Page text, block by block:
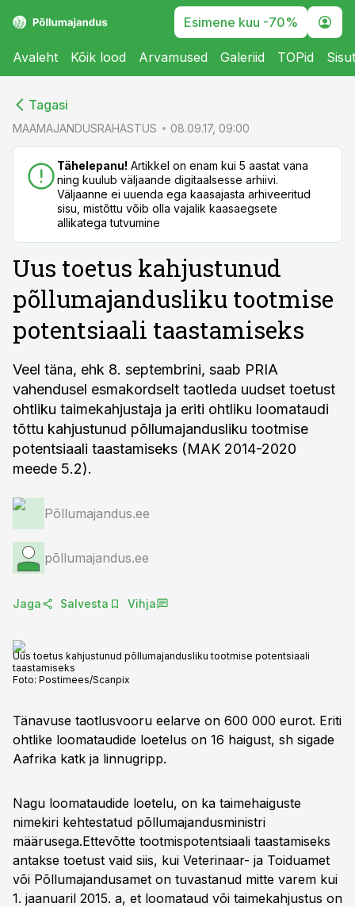
Esimene kuu -70%
Avaleht Kõik lood Arvamused Galeriid TOPid
Tagasi
MAAMAJANDUSRAHASTUS 08.09.17, 09:00
Tähelepanu! Artikkel on enam kui 5 aastat vana
ning kuulub väljaande digitaalsesse arhiivi.
Väljaanne ei uuenda ega kaasajasta arhiveeritud
sisu, mistõttu võib olla vajalik kaasaegsete
allikatega tutvumine
Uus toetus kahjustunud
põllumajandusliku tootmise
potentsiaali taastamiseks
Veel täna, ehk 8. septembrini, saab PRIA
vahendusel esmakordselt taotleda uudset toetust
ohtliku taimekahjustaja ja eriti ohtliku loomataudi
tõttu kahjustunud põllumajandusliku tootmise
potentsiaali taastamiseks (MAK 2014-2020
meede 5.2).
Põllumajandus.ee
põllumajandus.ee
Jaga Salvesta Vihja
Uus toetus kahjustunud põllumajandusliku tootmise potentsiaali
taastamiseks
Foto: Postimees/Scanpix
Tänavuse taotlusvooru eelarve on 600 000 eurot. Eriti
ohtlike loomataudide loetelus on 16 haigust, sh sigade
Aafrika katk ja linnugripp.
Nagu loomataudide loetelu, on ka taimehaiguste
nimekiri kehtestatud põllumajandusministri
määrusega.Ettevõtte tootmispotentsiaali taastamiseks
antakse toetust vaid siis, kui Veterinaar- ja Toiduamet
või Põllumajandusamet on tuvastanud mitte varem kui
1. jaanuaril 2015. a, et loomataud või taimekahjustus on